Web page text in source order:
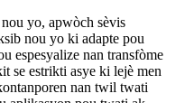
yo, apwòch sèvis
nou yo ki adapte pou
espesyalize nan transfòme
se estrikti asye ki lejè men
nan twil twati